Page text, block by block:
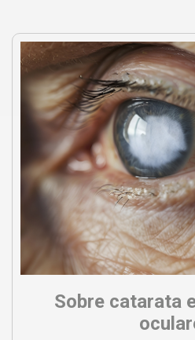
Sobre catarata